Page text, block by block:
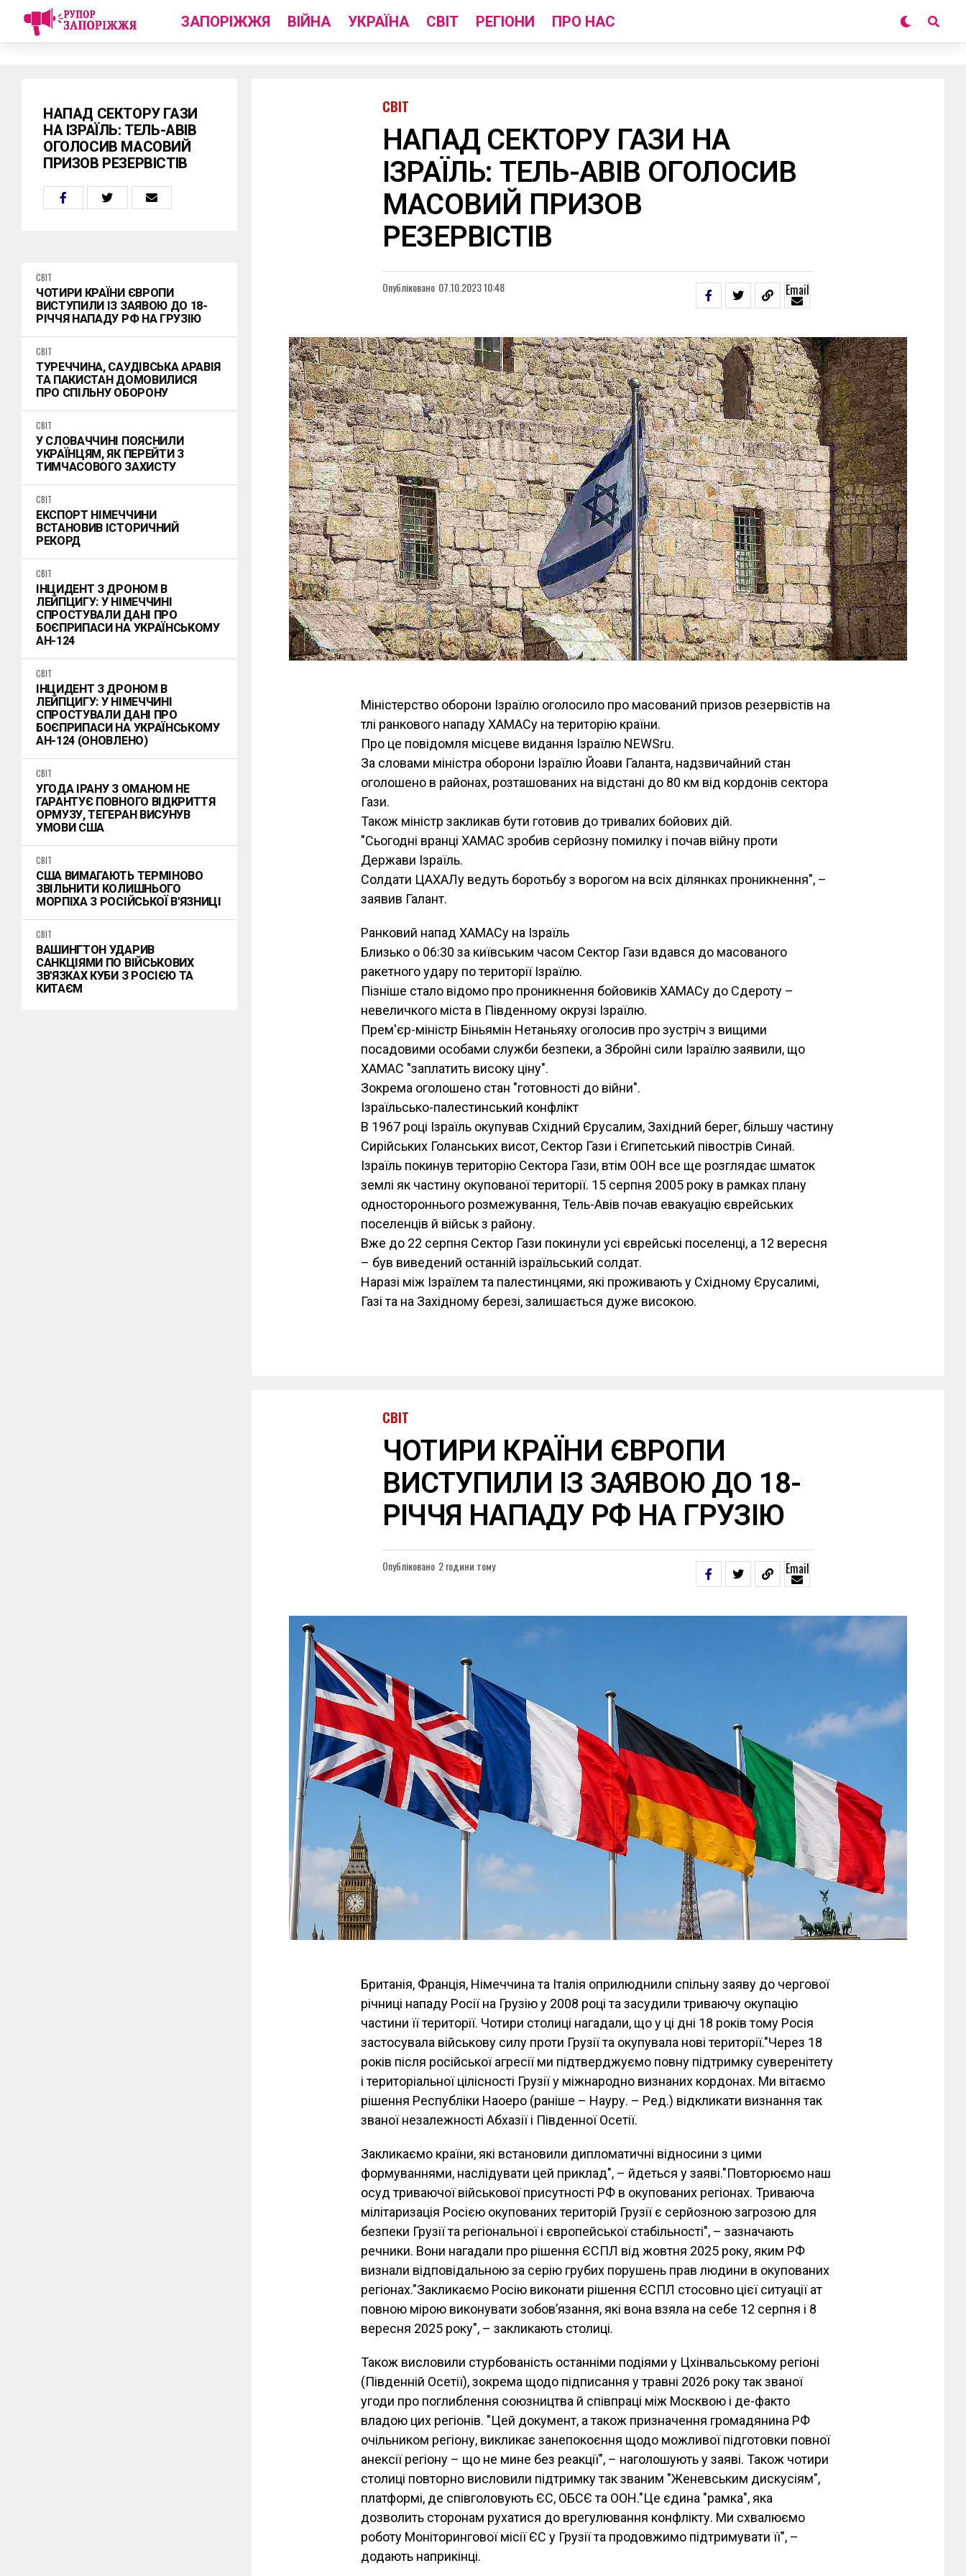
ЗАПОРІЖЖЯ ВІЙНА УКРАЇНА СВІТ РЕГІОНИ ПРО НАС
НАПАД СЕКТОРУ ГАЗИ
НА ІЗРАЇЛЬ: ТЕЛЬ-АВІВ
ОГОЛОСИВ МАСОВИЙ
ПРИЗОВ РЕЗЕРВІСТІВ
СВІТ
ЧОТИРИ КРАЇНИ ЄВРОПИ
ВИСТУПИЛИ ІЗ ЗАЯВОЮ ДО 18-
РІЧЧЯ НАПАДУ РФ НА ГРУЗІЮ
СВІТ
ТУРЕЧЧИНА, САУДІВСЬКА АРАВІЯ
ТА ПАКИСТАН ДОМОВИЛИСЯ
ПРО СПІЛЬНУ ОБОРОНУ
СВІТ
У СЛОВАЧЧИНІ ПОЯСНИЛИ
УКРАЇНЦЯМ, ЯК ПЕРЕЙТИ З
ТИМЧАСОВОГО ЗАХИСТУ
СВІТ
ЕКСПОРТ НІМЕЧЧИНИ
ВСТАНОВИВ ІСТОРИЧНИЙ
РЕКОРД
СВІТ
ІНЦИДЕНТ З ДРОНОМ В
ЛЕЙПЦИГУ: У НІМЕЧЧИНІ
СПРОСТУВАЛИ ДАНІ ПРО
БОЄПРИПАСИ НА УКРАЇНСЬКОМУ
АН-124
СВІТ
ІНЦИДЕНТ З ДРОНОМ В
ЛЕЙПЦИГУ: У НІМЕЧЧИНІ
СПРОСТУВАЛИ ДАНІ ПРО
БОЄПРИПАСИ НА УКРАЇНСЬКОМУ
АН-124 (ОНОВЛЕНО)
СВІТ
УГОДА ІРАНУ З ОМАНОМ НЕ
ГАРАНТУЄ ПОВНОГО ВІДКРИТТЯ
ОРМУЗУ, ТЕГЕРАН ВИСУНУВ
УМОВИ США
СВІТ
США ВИМАГАЮТЬ ТЕРМІНОВО
ЗВІЛЬНИТИ КОЛИШНЬОГО
МОРПІХА З РОСІЙСЬКОЇ В'ЯЗНИЦІ
СВІТ
ВАШИНГТОН УДАРИВ
САНКЦІЯМИ ПО ВІЙСЬКОВИХ
ЗВ'ЯЗКАХ КУБИ З РОСІЄЮ ТА
КИТАЄМ
СВІТ
НАПАД СЕКТОРУ ГАЗИ НА
ІЗРАЇЛЬ: ТЕЛЬ-АВІВ ОГОЛОСИВ
МАСОВИЙ ПРИЗОВ
РЕЗЕРВІСТІВ
Опубліковано 07.10.2023 10:48 Email
Міністерство оборони Ізраїлю оголосило про масований призов резервістів на
тлі ранкового нападу ХАМАСу на територію країни.
Про це повідомля місцеве видання Ізраїлю NEWSru.
За словами міністра оборони Ізраїлю Йоави Галанта, надзвичайний стан
оголошено в районах, розташованих на відстані до 80 км від кордонів сектора
Гази.
Також міністр закликав бути готовив до тривалих бойових дій.
"Сьогодні вранці ХАМАС зробив серйозну помилку і почав війну проти
Держави Ізраїль.
Солдати ЦАХАЛу ведуть боротьбу з ворогом на всіх ділянках проникнення", –
заявив Галант.
Ранковий напад ХАМАСу на Ізраїль
Близько о 06:30 за київським часом Сектор Гази вдався до масованого
ракетного удару по території Ізраїлю.
Пізніше стало відомо про проникнення бойовиків ХАМАСу до Сдероту –
невеличкого міста в Південному окрузі Ізраїлю.
Прем'єр-міністр Біньямін Нетаньяху оголосив про зустріч з вищими
посадовими особами служби безпеки, а Збройні сили Ізраїлю заявили, що
ХАМАС "заплатить високу ціну".
Зокрема оголошено стан "готовності до війни".
Ізраїльсько-палестинський конфлікт
В 1967 році Ізраїль окупував Східний Єрусалим, Західний берег, більшу частину
Сирійських Голанських висот, Сектор Гази і Єгипетський півострів Синай.
Ізраїль покинув територію Сектора Гази, втім ООН все ще розглядає шматок
землі як частину окупованої території. 15 серпня 2005 року в рамках плану
одностороннього розмежування, Тель-Авів почав евакуацію єврейських
поселенців й військ з району.
Вже до 22 серпня Сектор Гази покинули усі єврейські поселенці, а 12 вересня
– був виведений останній ізраїльський солдат.
Наразі між Ізраїлем та палестинцями, які проживають у Східному Єрусалимі,
Газі та на Західному березі, залишається дуже високою.
СВІТ
ЧОТИРИ КРАЇНИ ЄВРОПИ
ВИСТУПИЛИ ІЗ ЗАЯВОЮ ДО 18-
РІЧЧЯ НАПАДУ РФ НА ГРУЗІЮ
Опубліковано 2 години тому Email
Британія, Франція, Німеччина та Італія оприлюднили спільну заяву до чергової
річниці нападу Росії на Грузію у 2008 році та засудили триваючу окупацію
частини її території. Чотири столиці нагадали, що у ці дні 18 років тому Росія
застосувала військову силу проти Грузії та окупувала нові території."Через 18
років після російської агресії ми підтверджуємо повну підтримку суверенітету
і територіальної цілісності Грузії у міжнародно визнаних кордонах. Ми вітаємо
рішення Республіки Наоеро (раніше – Науру. – Ред.) відкликати визнання так
званої незалежності Абхазії і Південної Осетії.
Закликаємо країни, які встановили дипломатичні відносини з цими
формуваннями, наслідувати цей приклад", – йдеться у заяві."Повторюємо наш
осуд триваючої військової присутності РФ в окупованих регіонах. Триваюча
мілітаризація Росією окупованих територій Грузії є серйозною загрозою для
безпеки Грузії та регіональної і європейської стабільності", – зазначають
речники. Вони нагадали про рішення ЄСПЛ від жовтня 2025 року, яким РФ
визнали відповідальною за серію грубих порушень прав людини в окупованих
регіонах."Закликаємо Росію виконати рішення ЄСПЛ стосовно цієї ситуації ат
повною мірою виконувати зобов’язання, які вона взяла на себе 12 серпня і 8
вересня 2025 року", – закликають столиці.
Також висловили стурбованість останніми подіями у Цхінвальському регіоні
(Південній Осетії), зокрема щодо підписання у травні 2026 року так званої
угоди про поглиблення союзництва й співпраці між Москвою і де-факто
владою цих регіонів. "Цей документ, а також призначення громадянина РФ
очільником регіону, викликає занепокоєння щодо можливої підготовки повної
анексії регіону – що не мине без реакції", – наголошують у заяві. Також чотири
столиці повторно висловили підтримку так званим "Женевським дискусіям",
платформі, де співголовують ЄС, ОБСЄ та ООН."Це єдина "рамка", яка
дозволить сторонам рухатися до врегулювання конфлікту. Ми схвалюємо
роботу Моніторингової місії ЄС у Грузії та продовжимо підтримувати її", –
додають наприкінці.